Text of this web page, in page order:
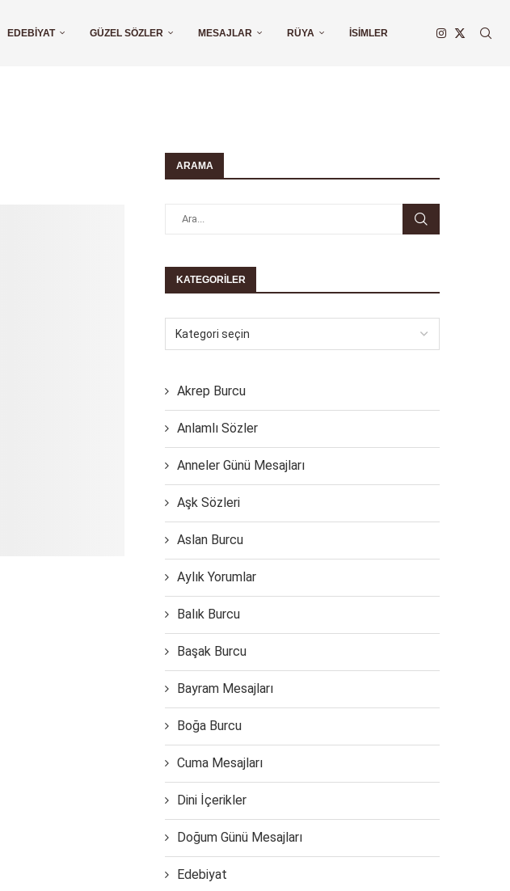
EDEBIYAT GÜZEL SÖZLER MESAJLAR RÜYA İSIMLER
ARAMA
KATEGORILER
Akrep Burcu
Anlamlı Sözler
Anneler Günü Mesajları
Aşk Sözleri
Aslan Burcu
Aylık Yorumlar
Balık Burcu
Başak Burcu
Bayram Mesajları
Boğa Burcu
Cuma Mesajları
Dini İçerikler
Doğum Günü Mesajları
Edebiyat